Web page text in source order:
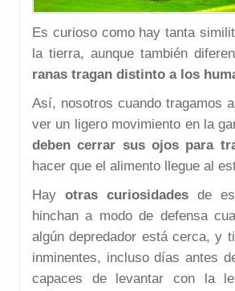
Es curioso como hay tanta
la tierra, aunque también
ranas tragan distinto a los
Así, nosotros cuando tragamos
ver un ligero movimiento en la
deben cerrar sus ojos para
hacer que el alimento llegue al
Hay otras curiosidadesde
hinchan a modo de defensa
algún depredador está cerca, y
inminentes, incluso días antes
capaces de levantar con la